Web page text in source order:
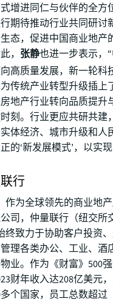
增进同仁与伙伴的全方
期待推动行业共同研讨
态，促进中国商业地产
， 张静也进一步表示，
高质量发展，新一轮科
传统产业转型升级插上
地产行业转向品质提升
刻。行业更应共研共建
体经济、城市升级和人
的‘新发展模式’，以实
行
作为全球领先的商业地
司，仲量联行（纽交所
终致力于协助客户投资
理各类办公、工业、酒
业。作为《财富》500
财年收入达208亿美元
个国家，员工总数超过